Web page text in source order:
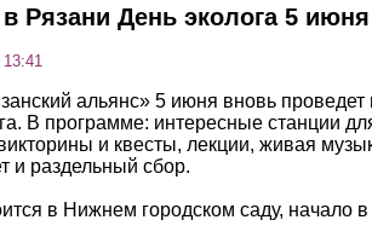
Рязани День эколога 5 июня
13:41
альянс» 5 июня вновь проведет
В программе: интересные станции
и квесты, лекции, живая
и раздельный сбор.
в Нижнем городском саду, начало